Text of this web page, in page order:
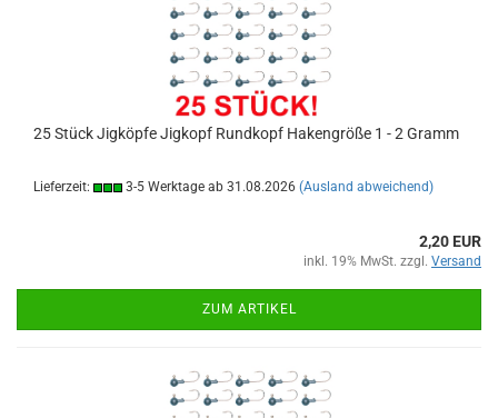
25 Stück Jigköpfe Jigkopf Rundkopf Hakengröße 1 - 2 Gramm
Lieferzeit: 3-5 Werktage ab 31.08.2026 (Ausland abweichend)
2,20 EUR
inkl. 19% MwSt. zzgl. Versand
ZUM ARTIKEL